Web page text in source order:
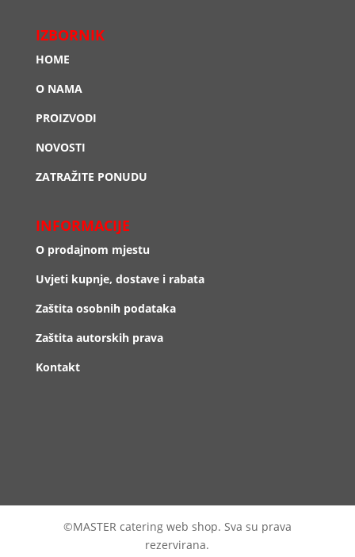
IZBORNIK
HOME
O NAMA
PROIZVODI
NOVOSTI
ZATRAŽITE PONUDU
INFORMACIJE
O prodajnom mjestu
Uvjeti kupnje, dostave i rabata
Zaštita osobnih podataka
Zaštita autorskih prava
Kontakt
©MASTER catering web shop. Sva su prava
rezervirana.